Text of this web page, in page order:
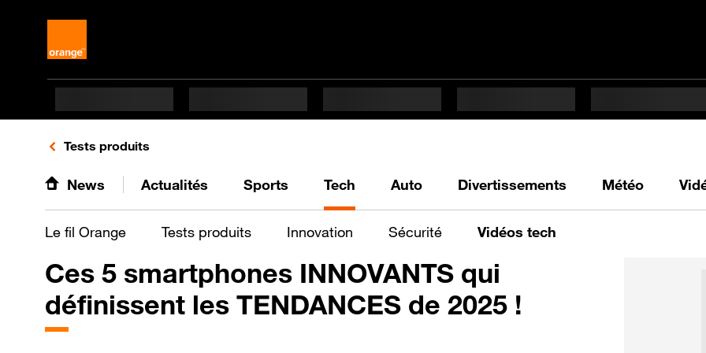
Retours vers le listing de vidéos de la catégorie
Tests produits
News Actualités Sports Tech Auto Divertissements Météo
Le fil Orange Tests produits Innovation Sécurité Vidéos tech
Ces 5 smartphones INNOVANTS qui
définissent les TENDANCES de 2025 !